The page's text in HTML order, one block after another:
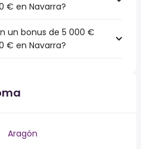
€ en Navarra?
un bonus de 5 000 €
€ en Navarra?
Aragón